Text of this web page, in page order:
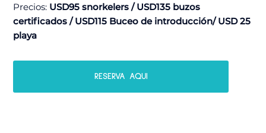
Precios: USD95 snorkelers / USD135 buzos
certificados / USD115 Buceo de introducción/ USD 25
playa
RESERVA AQUI